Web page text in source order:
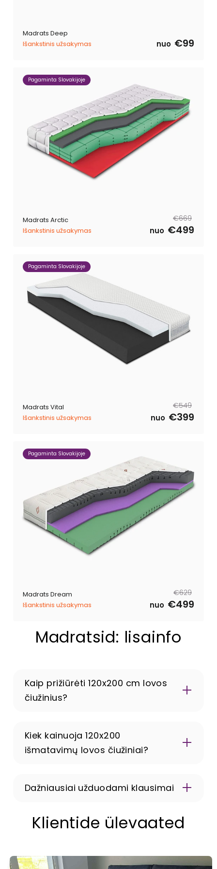
Madrats Deep
Išankstinis užsakymas
nuo €99
Pagaminta Slovakijoje
Madrats Arctic
Išankstinis užsakymas
Tavahind
€669
Müügihind
nuo €499
Pagaminta Slovakijoje
Madrats Vital
Išankstinis užsakymas
Tavahind
€549
Müügihind
nuo €399
Pagaminta Slovakijoje
Madrats Dream
Išankstinis užsakymas
Tavahind
€629
Müügihind
nuo €499
Madratsid: lisainfo
Kaip prižiūrėti 120x200 cm lovos
čiužinius?
Kiek kainuoja 120x200
išmatavimų lovos čiužiniai?
Dažniausiai užduodami klausimai
Ne, čiužinius kaip ir visas prekes parduodame tik
Kaip žinoti ar čiužinį turite vietoje?
Klientide ülevaated